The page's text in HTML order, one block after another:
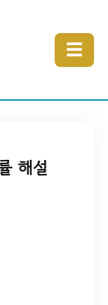
☰
해설